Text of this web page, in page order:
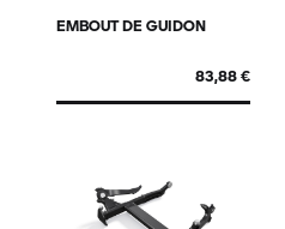
EMBOUT DE GUIDON
83,88 €